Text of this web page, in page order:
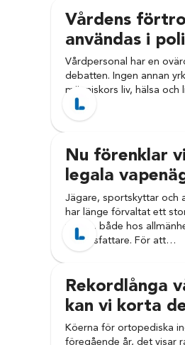
Vårdens
användas i
Vårdpersonal har en
debatten. Ingen annan
människors liv, hälsa
Nu förenklar
legala
Jägare, sportskyttar och
har länge förvaltat ett
vapen, både hos
beslutsfattare. För att…
Rekordlånga
kan vi korta
Köerna för ortopediska
föregående år, det visar